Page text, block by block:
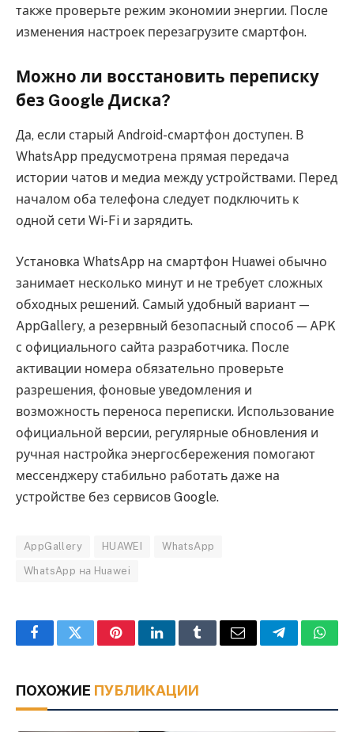
также проверьте режим экономии энергии. После
изменения настроек перезагрузите смартфон.
Можно ли восстановить переписку
без Google Диска?
Да, если старый Android-смартфон доступен. В
WhatsApp предусмотрена прямая передача
истории чатов и медиа между устройствами. Перед
началом оба телефона следует подключить к
одной сети Wi-Fi и зарядить.
Установка WhatsApp на смартфон Huawei обычно
занимает несколько минут и не требует сложных
обходных решений. Самый удобный вариант —
AppGallery, а резервный безопасный способ — APK
с официального сайта разработчика. После
активации номера обязательно проверьте
разрешения, фоновые уведомления и
возможность переноса переписки. Использование
официальной версии, регулярные обновления и
ручная настройка энергосбережения помогают
мессенджеру стабильно работать даже на
устройстве без сервисов Google.
AppGallery HUAWEI WhatsApp
WhatsApp на Huawei
FacebookTwitterPinterestLinkedInTumblrEmail Telegram
ПОХОЖИЕ ПУБЛИКАЦИИ